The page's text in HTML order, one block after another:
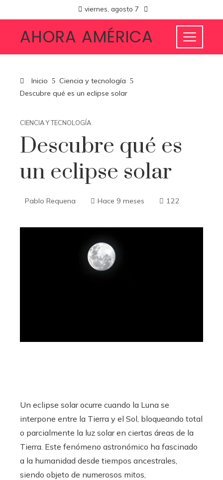
viernes, agosto 7
AHORA AMÉRICA
Inicio
Ciencia y tecnología
Descubre qué es un eclipse solar
CIENCIA Y TECNOLOGÍA
Descubre qué es
un eclipse solar
Pablo Requena Hace 9 meses 122
Un eclipse solar ocurre cuando la Luna se
interpone entre la Tierra y el Sol, bloqueando total
o parcialmente la luz solar en ciertas áreas de la
Tierra. Este fenómeno astronómico ha fascinado
a la humanidad desde tiempos ancestrales,
siendo objeto de numerosos mitos,